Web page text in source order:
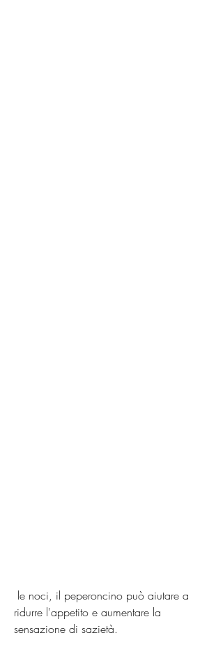
ridurre l'appetito e aumentare la
sensazione di sazietà.